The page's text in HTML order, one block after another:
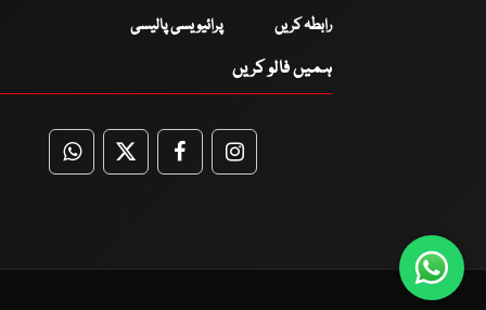
رابطہ کریں پرائیویسی پالیسی
ہمیں فالو کریں
WhatsApp
TwitterFacebookFacebook